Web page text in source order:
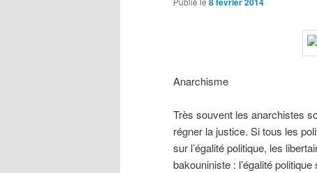
Anarchisme
Très souvent les anarchistes
régner la justice. Si tous les
sur l’égalité politique, les
bakouniniste : l’égalité